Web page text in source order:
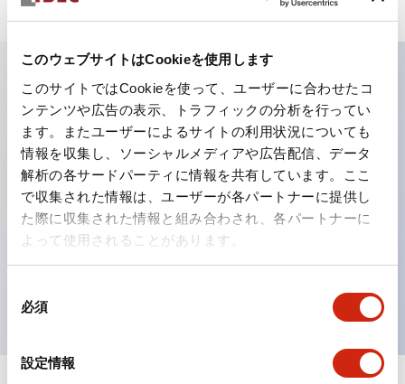
このウェブサイトはCookieを使用します
このサイトではCookieを使って、ユーザーに合わせたコ
ンテンツや広告の表示、トラフィックの分析を行ってい
ます。またユーザーによるサイトの利用状況についても
情報を収集し、ソーシャルメディアや広告配信、データ
解析の各サードパーティに情報を共有しています。ここ
で収集された情報は、ユーザーが各パートナーに提供し
た際に収集された情報と組み合わされ、各パートナーに
よって使用されることがあります。
必須
設定情報
主な特長
工作機械や産業機械を上下左右に頻繁に方向転換させると
きに、迅速・確実かつ自由自在にコントロールすることが
できます。
各方向のレバー動作は用途に合わせて組み合わせ自由
操作レバーをセンタ位置でロックできるインタロック付